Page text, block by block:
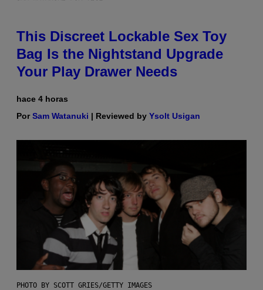
This Discreet Lockable Sex Toy
Bag Is the Nightstand Upgrade
Your Play Drawer Needs
hace 4 horas
PorSam Watanuki | Reviewed by Ysolt Usigan
PHOTO BY SCOTT GRIES/GETTY IMAGES